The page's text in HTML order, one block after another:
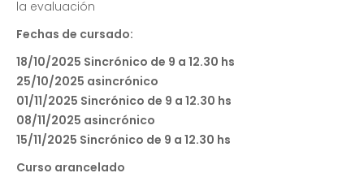
la evaluación
Fechas de cursado:
18/10/2025 Sincrónico de 9 a 12.30 hs
25/10/2025 asincrónico
01/11/2025 Sincrónico de 9 a 12.30 hs
08/11/2025 asincrónico
15/11/2025 Sincrónico de 9 a 12.30 hs
Curso arancelado